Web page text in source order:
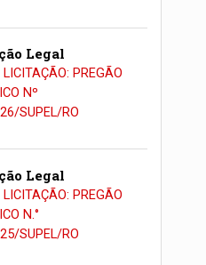
Legal
PREGÃO
Nº
SUPEL/RO
Legal
PREGÃO
N.°
SUPEL/RO